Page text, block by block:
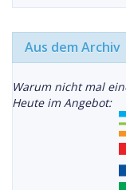
Aus dem Archiv
Warum nicht mal
Heute im Angebot: